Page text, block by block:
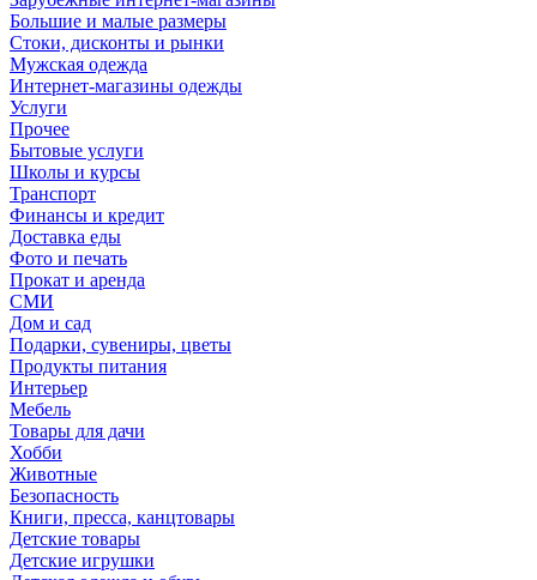
Большие и малые размеры
Стоки, дисконты и рынки
Мужская одежда
Интернет-магазины одежды
Услуги
Прочее
Бытовые услуги
Школы и курсы
Транспорт
Финансы и кредит
Доставка еды
Фото и печать
Прокат и аренда
СМИ
Дом и сад
Подарки, сувениры, цветы
Продукты питания
Интерьер
Мебель
Товары для дачи
Хобби
Животные
Безопасность
Книги, пресса, канцтовары
Детские товары
Детские игрушки